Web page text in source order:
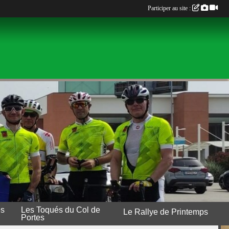
Les Toqués du Col de
Portes
Le Rallye de Printemps
Participer au site :